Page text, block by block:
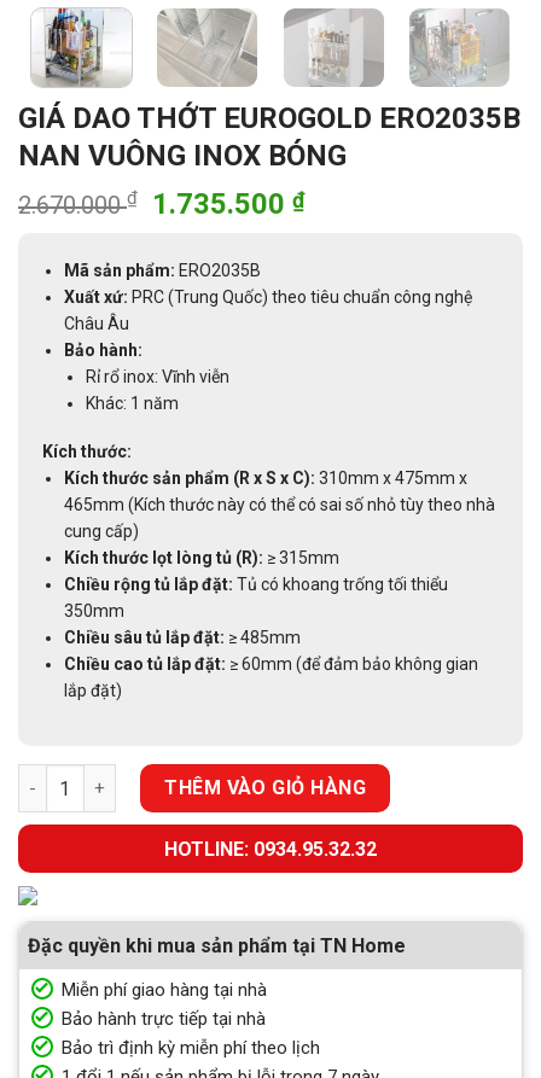
GIÁ DAO THỚT EUROGOLD ERO2035B
NAN VUÔNG INOX BÓNG
2.670.000₫
Giá
là:
2.670.000 ₫.
1.735.500 ₫Giá
là:
Mã sản phẩm: ERO2035B
Xuất xứ: PRC (Trung Quốc) theo tiêu chuẩn công nghệ
Châu Âu
Bảo hành:
Rỉ rổ inox: Vĩnh viễn
Khác: 1 năm
Kích thước:
Kích thước sản phẩm (R x S x C): 310mm x 475mm x
465mm (Kích thước này có thể có sai số nhỏ tùy theo nhà
cung cấp)
Kích thước lọt lòng tủ (R): ≥ 315mm
Chiều rộng tủ lắp đặt: Tủ có khoang trống tối thiểu
350mm
Chiều sâu tủ lắp đặt: ≥ 485mm
Chiều cao tủ lắp đặt: ≥ 60mm (để đảm bảo không gian
lắp đặt)
GIÁ DAO THỚT EUROGOLD ERO2035B NAN VUÔNG INOX
THÊM VÀO GIỎ HÀNG
HOTLINE: 0934.95.32.32
Đặc quyền khi mua sản phẩm tại TN Home
Miễn phí giao hàng tại nhà
Bảo hành trực tiếp tại nhà
Bảo trì định kỳ miễn phí theo lịch